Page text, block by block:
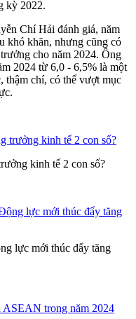
kỳ 2022.
Chí Hải đánh giá, năm
khó khăn, nhưng cũng có
cho năm 2024. Ông
2024 từ 6,0 - 6,5% là một
thậm chí, có thể vượt mục
kinh tế 2 con số?
lực mới thúc đẩy tăng